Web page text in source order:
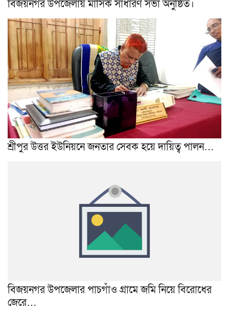
বিজয়নগর উপজেলায় মাসিক সাধারণ সভা অনুষ্ঠিত।
শ্রীপুর উত্তর ইউনিয়নে জনতার সেবক হয়ে দায়িত্ব পালন…
বিজয়নগর উপজেলার পাচগাঁও গ্রামে জমি নিয়ে বিরোধের
জেরে…